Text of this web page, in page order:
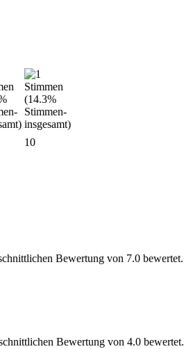
10
Bewertung von 7.0 bewertet.
Bewertung von 4.0 bewertet.